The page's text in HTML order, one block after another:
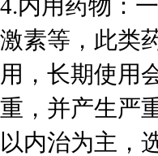
4.内用药物：
激素等，此类
用，长期使用
重，并产生严
以内治为主，